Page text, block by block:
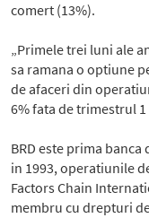
comert (13%).
„Primele trei luni ale
sa ramana o optiune
de afaceri din
6% fata de trimestrul 1
BRD este prima
in 1993, operatiunile
Factors Chain
membru cu drepturi